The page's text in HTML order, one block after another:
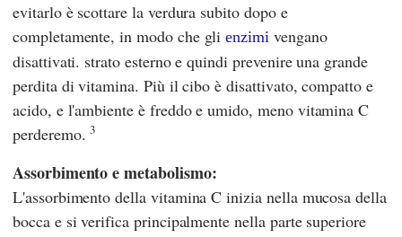
evitarlo è scottare la verdura subito dopo e
completamente, in modo che glienzimi vengano
disattivati. strato esterno e quindi prevenire una grande
perdita di vitamina. Più il cibo è disattivato, compatto e
acido, e l'ambiente è freddo e umido, meno vitamina C
perderemo.3
Assorbimento e metabolismo:
L'assorbimento della vitamina C inizia nella mucosa della
bocca e si verifica principalmente nella parte superiore